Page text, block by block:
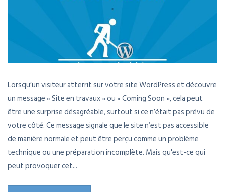
Lorsqu’un visiteur atterrit sur votre site WordPress et découvre
un message « Site en travaux » ou « Coming Soon », cela peut
être une surprise désagréable, surtout si ce n’était pas prévu de
votre côté. Ce message signale que le site n’est pas accessible
de manière normale et peut être perçu comme un problème
technique ou une préparation incomplète. Mais qu'est-ce qui
peut provoquer cet...